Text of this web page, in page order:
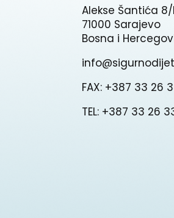
Alekse Šantića 8/
71000 Sarajevo
Bosna i
FAX: +387 33 26
TEL: +387 33 26